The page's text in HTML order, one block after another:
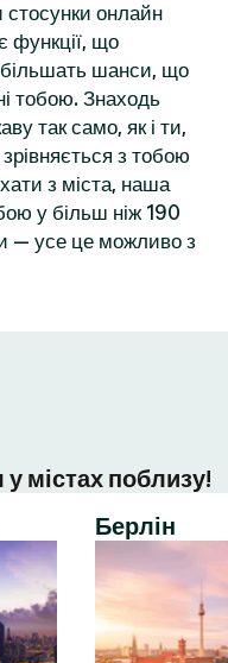
стосунки онлайн
функції, що
шанси, що
тобою. Знаходь
так само, як і ти,
з тобою
з міста, наша
у більш ніж 190
— усе це можливо з
містах поблизу!
Берлін